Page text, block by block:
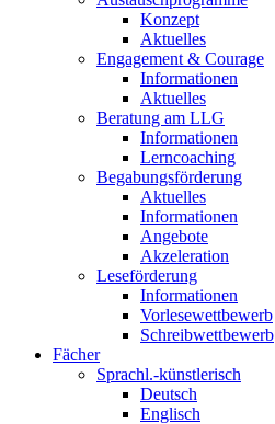
Konzept
Aktuelles
Engagement & Courage
Informationen
Aktuelles
Beratung am LLG
Informationen
Lerncoaching
Begabungsförderung
Aktuelles
Informationen
Angebote
Akzeleration
Leseförderung
Informationen
Vorlesewettbewerb
Schreibwettbewerb
Fächer
Sprachl.-künstlerisch
Deutsch
Englisch